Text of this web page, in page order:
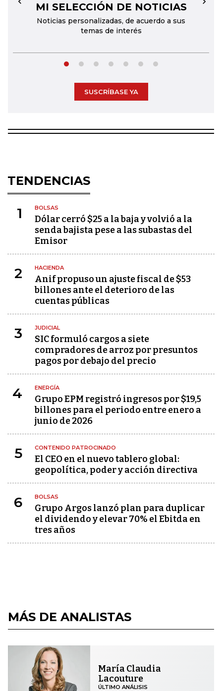
MI SELECCIÓN DE NOTICIAS
Noticias personalizadas, de acuerdo a sus
temas de interés
← →
SUSCRÍBASE YA
TENDENCIAS
1 BOLSAS
Dólar cerró $25 a la baja y volvió a la
senda bajista pese a las subastas del
Emisor
2 HACIENDA
Anif propuso un ajuste fiscal de $53
billones ante el deterioro de las
cuentas públicas
3 JUDICIAL
SIC formuló cargos a siete
compradores de arroz por presuntos
pagos por debajo del precio
4 ENERGÍA
Grupo EPM registró ingresos por $19,5
billones para el periodo entre enero a
junio de 2026
5 CONTENIDO PATROCINADO
El CEO en el nuevo tablero global:
geopolítica, poder y acción directiva
6 BOLSAS
Grupo Argos lanzó plan para duplicar
el dividendo y elevar 70% el Ebitda en
tres años
MÁS DE ANALISTAS
María Claudia
Lacouture
ÚLTIMO ANÁLISIS